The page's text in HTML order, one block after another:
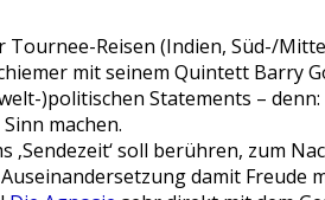
Tournee-Reisen (Indien, Süd-/
mit seinem Quintett Barry
)politischen Statements – denn:
machen.
‚Sendezeit‘ soll berühren, zum
damit